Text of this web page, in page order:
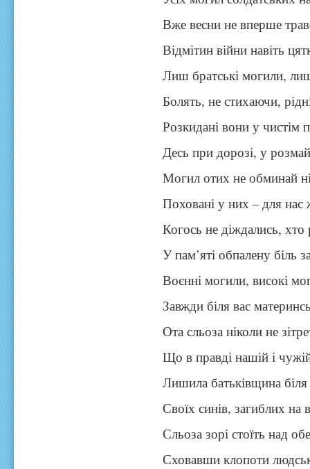
Вже весни не вперше
Відмітин війни навіть
Лиш братські могили,
Болять, не стихаючи,
Розкидані вони у чистім
Десь при дорозі, у
Могил отих не обминай
Поховані у них – для нас
Когось не діждались, хто
У пам’яті обпалену біль
Воєнні могили, високі
Завжди біля вас
Ота сльоза ніколи не
Що в правді нашій і
Лишила батьківщина біля
Своїх синів, загиблих на
Сльоза зорі стоїть над
Сховавши клопоти